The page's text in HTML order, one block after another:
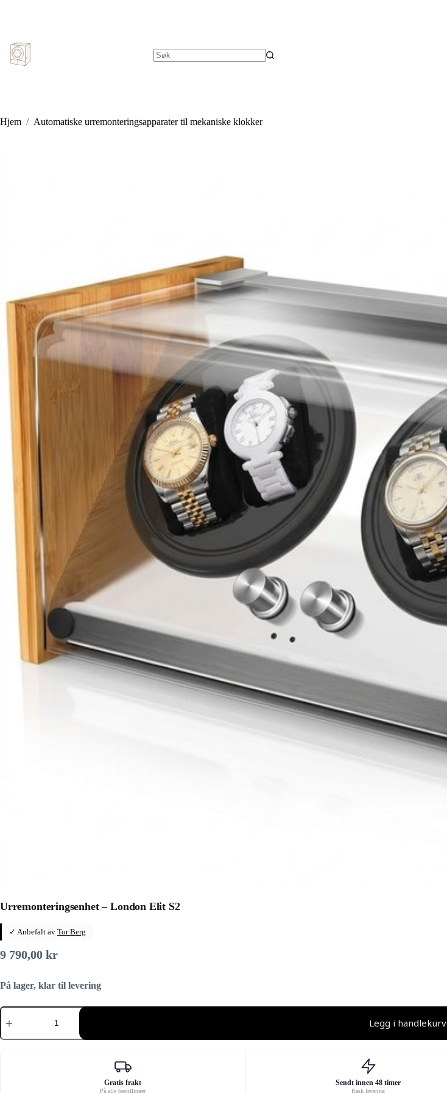
Hjem / Automatiske urremonteringsapparater til mekaniske klokker
Urremonteringsenhet – London Elit S2
✓ Anbefalt av Tor Berg
9 790,00 kr
På lager, klar til levering
Urremonteringsenhet
Elit
Legg i handlekurv
Gratis frakt
På alle bestillinger
Sendt innen 48 timer
Rask levering